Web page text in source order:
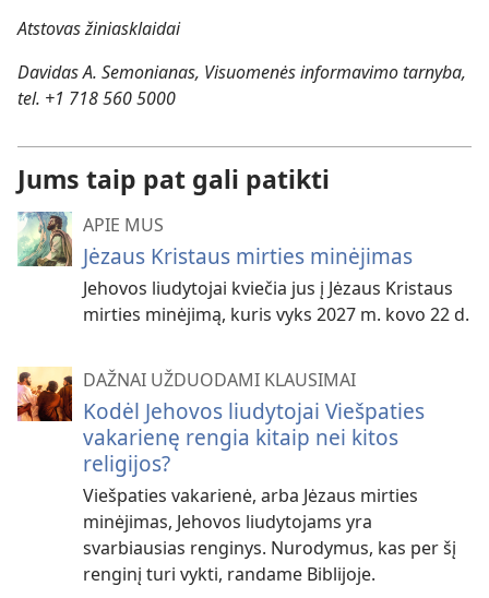
Atstovas žiniasklaidai
Davidas A. Semonianas, Visuomenės informavimo tarnyba,
tel. +1 718 560 5000
Jums taip pat gali patikti
APIE MUS
Jėzaus Kristaus mirties minėjimas
Jehovos liudytojai kviečia jus į Jėzaus Kristaus
mirties minėjimą, kuris vyks 2027 m. kovo 22 d.
DAŽNAI UŽDUODAMI KLAUSIMAI
Kodėl Jehovos liudytojai Viešpaties
vakarienę rengia kitaip nei kitos
religijos?
Viešpaties vakarienė, arba Jėzaus mirties
minėjimas, Jehovos liudytojams yra
svarbiausias renginys. Nurodymus, kas per šį
renginį turi vykti, randame Biblijoje.